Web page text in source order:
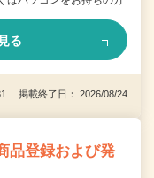
る
掲載終了日： 2026/08/24
品登録および発